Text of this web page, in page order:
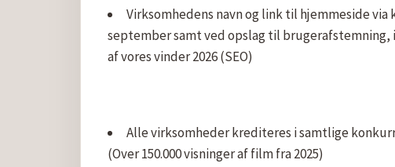
Virksomhedens navn og link til hjemmeside
september samt ved opslag til brugerafstemning,
af vores vinder 2026 (SEO)
Alle virksomheder krediteres i samtlige
(Over 150.000 visninger af film fra 2025)